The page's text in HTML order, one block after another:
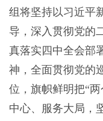
组将坚持以习近平
导，深入贯彻党的
真落实四中全会部
神，全面贯彻党的
位，旗帜鲜明把“
中心、服务大局，